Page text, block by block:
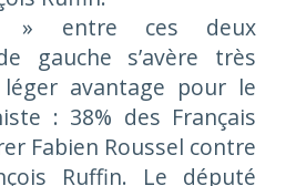
» entre ces deux
gauche s’avère très
avantage pour le
: 38% des Français
Fabien Roussel contre
Ruffin. Le député